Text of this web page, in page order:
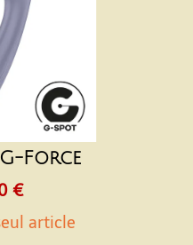
Force
€
article